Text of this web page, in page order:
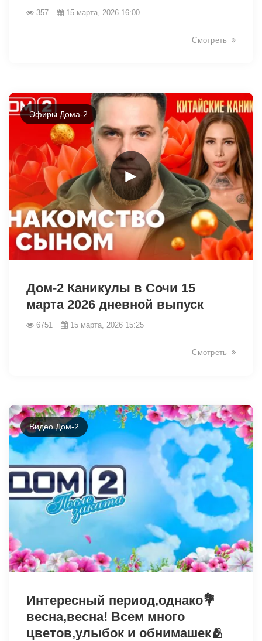
357 15 марта, 2026 16:00
Смотреть
►
Эфиры Дома-2
Дом-2 Каникулы в Сочи 15
марта 2026 дневной выпуск
6751 15 марта, 2026 15:25
Смотреть
Видео Дом-2
Интересный период,однако💐
весна,весна! Всем много
цветов,улыбок и обнимашек🫂